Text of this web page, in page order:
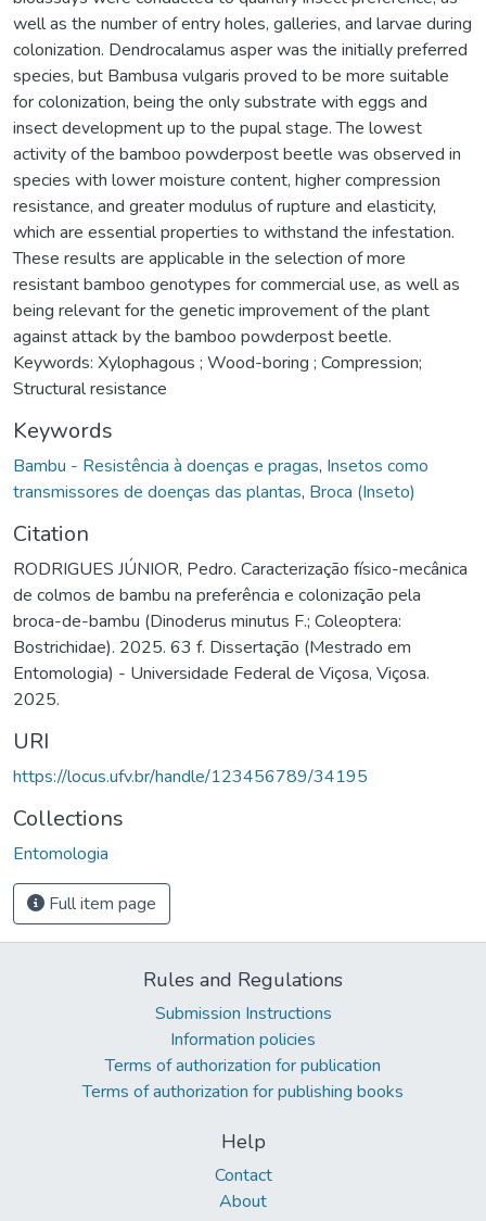
well as the number of entry holes, galleries, and larvae during
colonization. Dendrocalamus asper was the initially preferred
species, but Bambusa vulgaris proved to be more suitable
for colonization, being the only substrate with eggs and
insect development up to the pupal stage. The lowest
activity of the bamboo powderpost beetle was observed in
species with lower moisture content, higher compression
resistance, and greater modulus of rupture and elasticity,
which are essential properties to withstand the infestation.
These results are applicable in the selection of more
resistant bamboo genotypes for commercial use, as well as
being relevant for the genetic improvement of the plant
against attack by the bamboo powderpost beetle.
Keywords: Xylophagous ; Wood-boring ; Compression;
Structural resistance
Keywords
Bambu - Resistência à doenças e pragas, Insetos como
transmissores de doenças das plantas, Broca (Inseto)
Citation
RODRIGUES JÚNIOR, Pedro. Caracterização físico-mecânica
de colmos de bambu na preferência e colonização pela
broca-de-bambu (Dinoderus minutus F.; Coleoptera:
Bostrichidae). 2025. 63 f. Dissertação (Mestrado em
Entomologia) - Universidade Federal de Viçosa, Viçosa.
2025.
URI
https://locus.ufv.br/handle/123456789/34195
Collections
Entomologia
Full item page
Rules and Regulations
Submission Instructions
Information policies
Terms of authorization for publication
Terms of authorization for publishing books
Help
Contact
About